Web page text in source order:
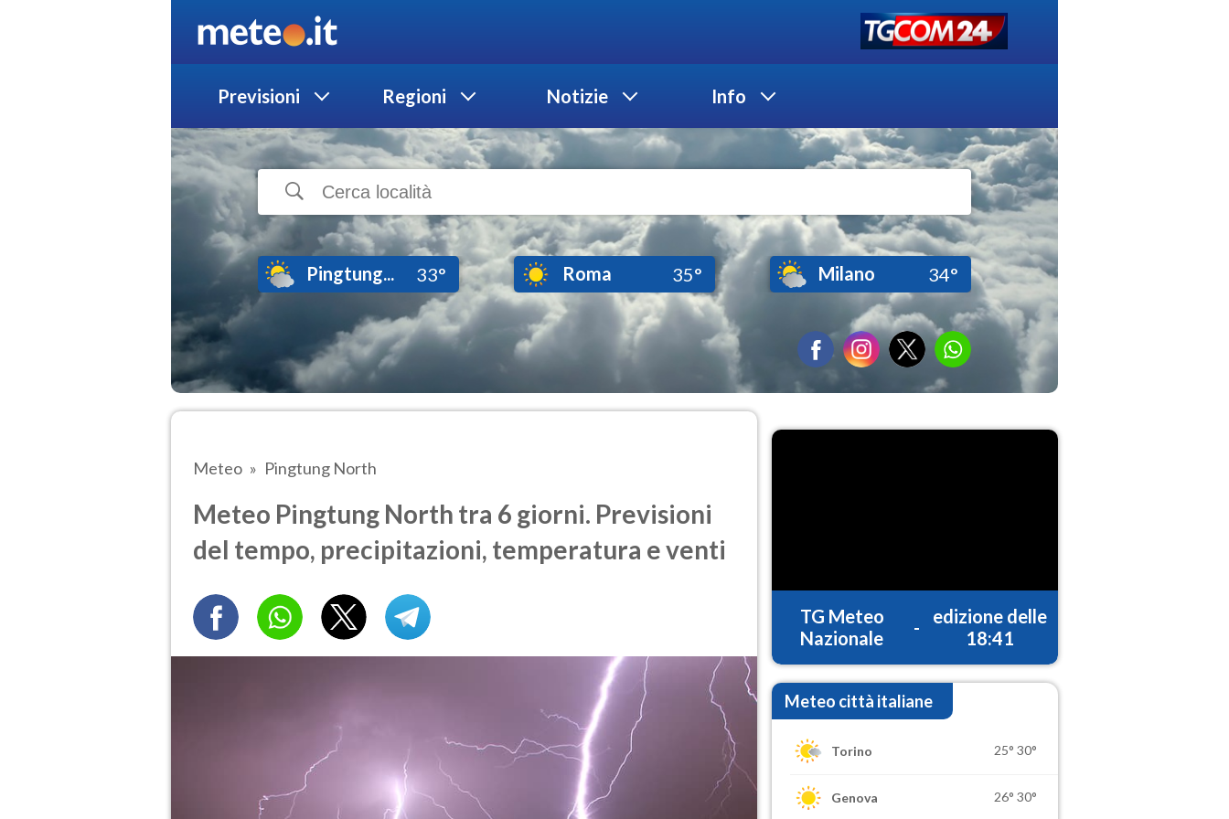
Previsioni Regioni Notizie Info
Pingtung... 33° Roma 35° Milano 34°
Meteo Pingtung North
Meteo Pingtung North tra 6 giorni. Previsioni
del tempo, precipitazioni, temperatura e venti
TG Meteo
Nazionale
-
edizione delle
18:41
Meteo città italiane
Torino 25° 30°
Genova 26° 30°